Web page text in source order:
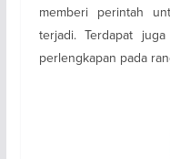
memberi perintah
terjadi. Terdapat
perlengkapan pada